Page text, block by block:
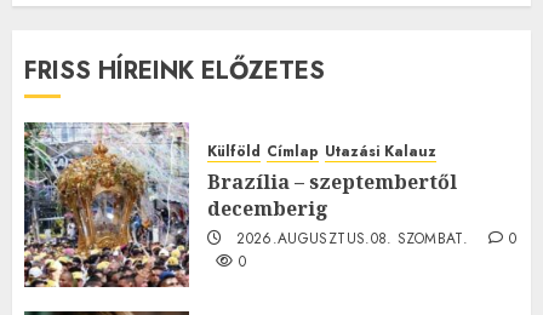
FRISS HÍREINK ELŐZETES
Külföld Címlap Utazási Kalauz
Brazília – szeptembertől
decemberig
2026.AUGUSZTUS.08. SZOMBAT.
0
0